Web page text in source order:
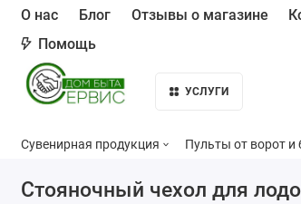
О нас Блог Отзывы о магазине
Помощь
УСЛУГИ
Сувенирная продукция Пульты от ворот
Стояночный чехол для